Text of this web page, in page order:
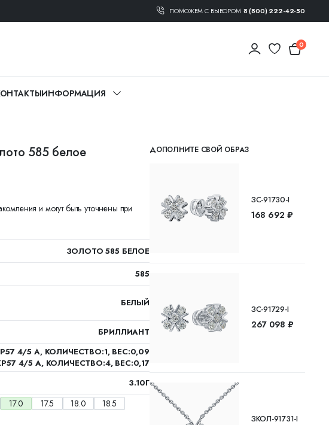
ПОМОЖЕМ С ВЫБОРОМ 8 (800) 222-42-50
0
ИНФОРМАЦИЯ
585 белое
и могут быть уточнены при
ЗОЛОТО 585 БЕЛОЕ
585
БЕЛЫЙ
БРИЛЛИАНТ
4/5 А, КОЛИЧЕСТВО:1, ВЕС:0,09
4/5 А, КОЛИЧЕСТВО:4, ВЕС:0,17
3.10Г
17.0 17.5 18.0
18.5
ДОПОЛНИТЕ СВОЙ ОБРАЗ
ЗС-91730-I
168 692 ₽
ЗС-91729-I
267 098 ₽
ЗКОЛ-91731-I